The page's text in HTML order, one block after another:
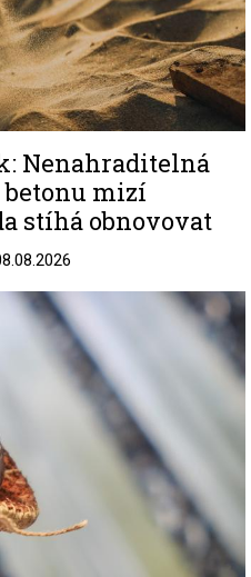
Nenahraditelná
mizí
stíhá obnovovat